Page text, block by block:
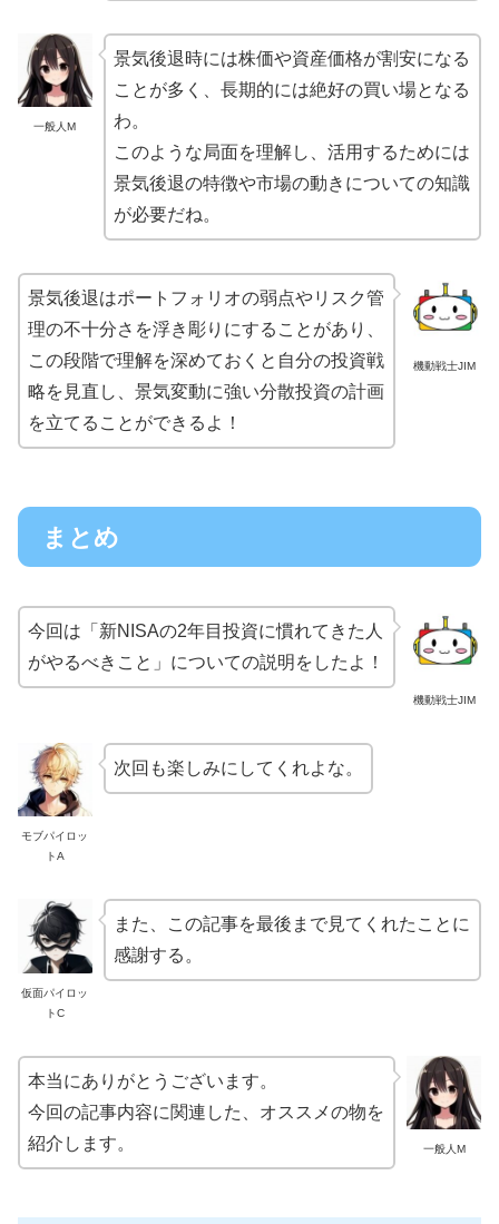
一般人M
景気後退時には株価や資産価格が割安になる
ことが多く、長期的には絶好の買い場となる
わ。
このような局面を理解し、活用するためには
景気後退の特徴や市場の動きについての知識
が必要だね。
機動戦士JIM
景気後退はポートフォリオの弱点やリスク管
理の不十分さを浮き彫りにすることがあり、
この段階で理解を深めておくと自分の投資戦
略を見直し、景気変動に強い分散投資の計画
を立てることができるよ！
まとめ
機動戦士JIM
今回は「新NISAの2年目投資に慣れてきた人
がやるべきこと」についての説明をしたよ！
モブパイロッ
トA
次回も楽しみにしてくれよな。
仮面パイロッ
トC
また、この記事を最後まで見てくれたことに
感謝する。
一般人M
本当にありがとうございます。
今回の記事内容に関連した、オススメの物を
紹介します。